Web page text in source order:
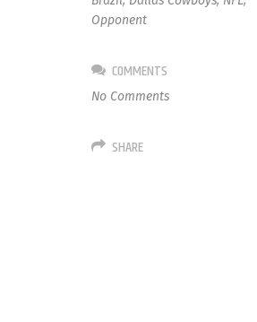
Opponent
COMMENTS
No Comments
SHARE